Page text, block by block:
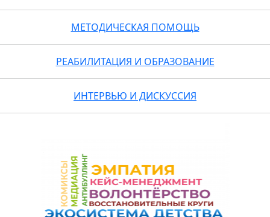
МЕТОДИЧЕСКАЯ ПОМОЩЬ
РЕАБИЛИТАЦИЯ И ОБРАЗОВАНИЕ
ИНТЕРВЬЮ И ДИСКУССИЯ